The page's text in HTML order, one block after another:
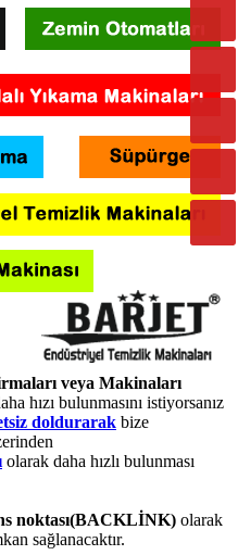
veya Makinaları
hızı bulunmasını istiyorsanız
doldurarak bize
olarak daha hızlı bulunması
noktası(BACKLİNK) olarak
sağlanacaktır.